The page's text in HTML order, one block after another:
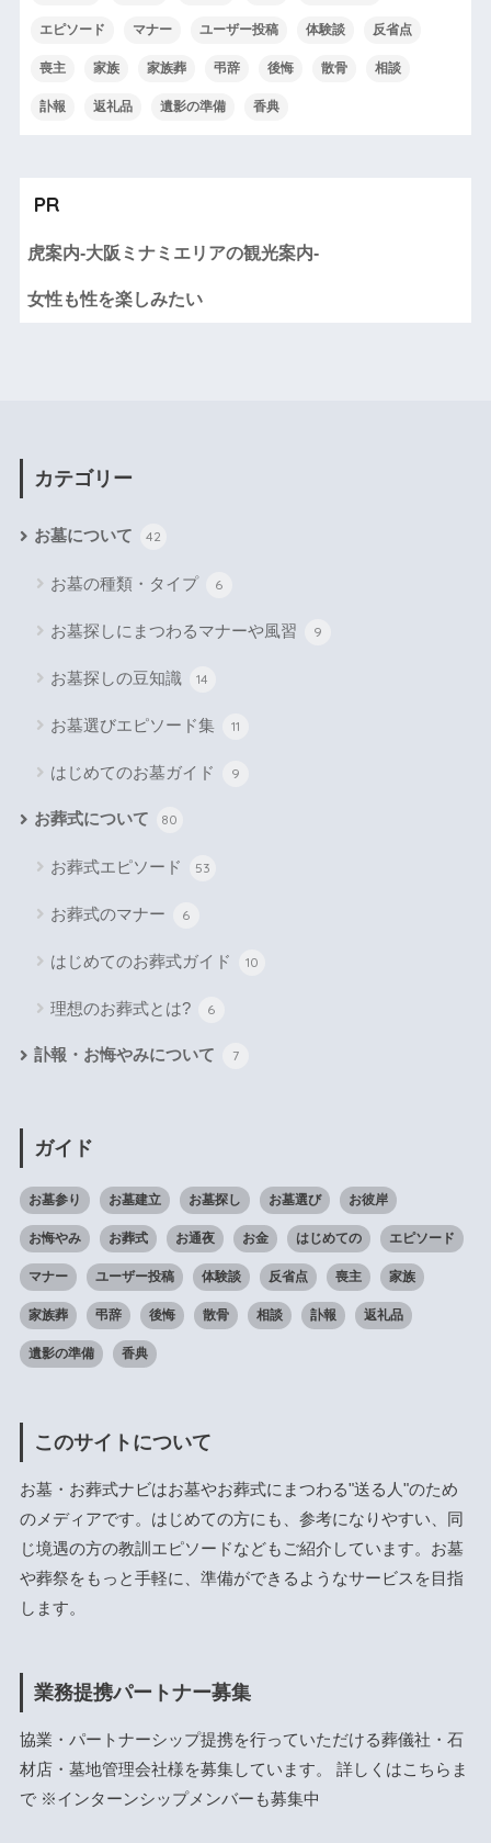
エピソード マナー ユーザー投稿 体験談 反省点
喪主 家族 家族葬 弔辞 後悔 散骨 相談
訃報 返礼品 遺影の準備 香典
PR
虎案内-大阪ミナミエリアの観光案内-
女性も性を楽しみたい
カテゴリー
お墓について 42
お墓の種類・タイプ 6
お墓探しにまつわるマナーや風習 9
お墓探しの豆知識 14
お墓選びエピソード集 11
はじめてのお墓ガイド 9
お葬式について 80
お葬式エピソード 53
お葬式のマナー 6
はじめてのお葬式ガイド 10
理想のお葬式とは? 6
訃報・お悔やみについて 7
ガイド
お墓参り お墓建立 お墓探し お墓選び お彼岸
お悔やみ お葬式 お通夜 お金 はじめての エピソード
マナー ユーザー投稿 体験談 反省点 喪主 家族
家族葬 弔辞 後悔 散骨 相談 訃報 返礼品
遺影の準備 香典
このサイトについて
お墓・お葬式ナビはお墓やお葬式にまつわる"送る人"のため
のメディアです。はじめての方にも、参考になりやすい、同
じ境遇の方の教訓エピソードなどもご紹介しています。お墓
や葬祭をもっと手軽に、準備ができるようなサービスを目指
します。
業務提携パートナー募集
協業・パートナーシップ提携を行っていただける葬儀社・石
材店・墓地管理会社様を募集しています。 詳しくはこちら ま
で ※インターンシップメンバーも募集中